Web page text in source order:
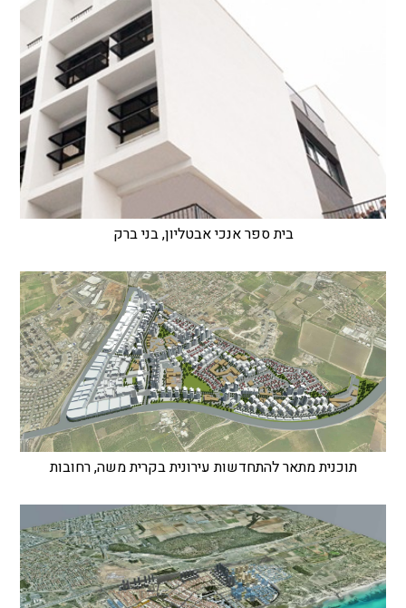
בית ספר אנכי אבטליון, בני ברק
תוכנית מתאר להתחדשות עירונית בקרית משה, רחובות